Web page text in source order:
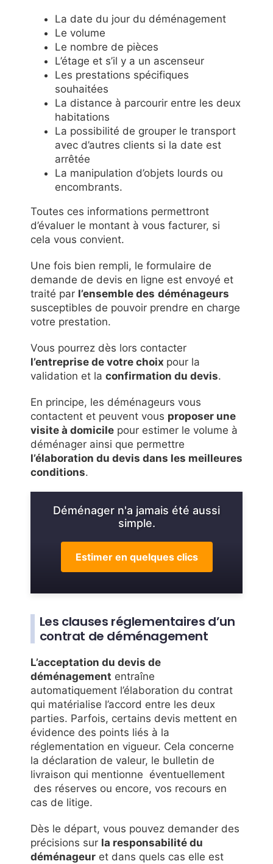
La date du jour du déménagement
Le volume
Le nombre de pièces
L’étage et s’il y a un ascenseur
Les prestations spécifiques
souhaitées
La distance à parcourir entre les deux
habitations
La possibilité de grouper le transport
avec d’autres clients si la date est
arrêtée
La manipulation d’objets lourds ou
encombrants.
Toutes ces informations permettront
d’évaluer le montant à vous facturer, si
cela vous convient.
Une fois bien rempli, le formulaire de
demande de devis en ligne est envoyé et
traité par l’ensemble des déménageurs
susceptibles de pouvoir prendre en charge
votre prestation.
Vous pourrez dès lors contacter
l’entreprise de votre choix pour la
validation et la confirmation du devis.
En principe, les déménageurs vous
contactent et peuvent vous proposer une
visite à domicilepour estimer le volume à
déménager ainsi que permettre
l’élaboration du devis dans les meilleures
conditions.
Déménager n'a jamais été aussi
simple.
Estimer en quelques clics
Les clauses réglementaires d’un
contrat de déménagement
L’acceptation du devis de
déménagement entraîne
automatiquement l’élaboration du contrat
qui matérialise l’accord entre les deux
parties. Parfois, certains devis mettent en
évidence des points liés à la
réglementation en vigueur. Cela concerne
la déclaration de valeur, le bulletin de
livraison qui mentionne éventuellement
des réserves ou encore, vos recours en
cas de litige.
Dès le départ, vous pouvez demander des
précisions sur la responsabilité du
déménageuret dans quels cas elle est